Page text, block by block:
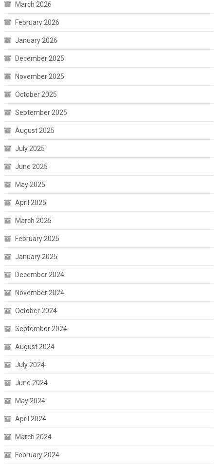
March 2026
February 2026
January 2026
December 2025
November 2025
October 2025
September 2025
August 2025
July 2025
June 2025
May 2025
April 2025
March 2025
February 2025
January 2025
December 2024
November 2024
October 2024
September 2024
August 2024
July 2024
June 2024
May 2024
April 2024
March 2024
February 2024